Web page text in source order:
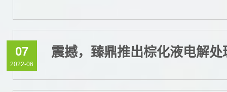
07
2022-06
震撼，臻鼎推出棕化液电解处